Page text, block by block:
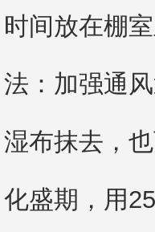
时间放在棚
法：加强通
湿布抹去，
化盛期，用